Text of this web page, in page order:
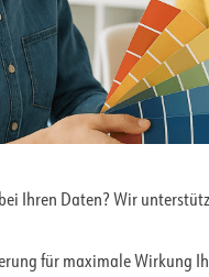
Ihren Daten? Wir
für maximale Wirkung